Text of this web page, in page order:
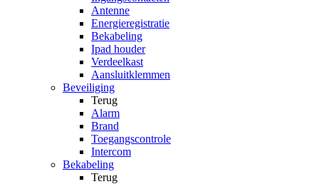
Antenne
Energieregistratie
Bekabeling
Ipad houder
Verdeelkast
Aansluitklemmen
Beveiliging
Terug
Alarm
Brand
Toegangscontrole
Intercom
Bekabeling
Terug